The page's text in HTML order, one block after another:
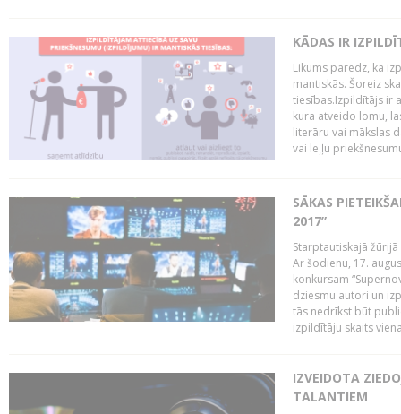
KĀDAS IR
Likums paredz, ka
mantiskās. Šoreiz
tiesības.Izpildītājs ir
kura atveido lomu,
literāru vai mākslas
vai leļļu
SĀKAS
2017”
Starptautiskajā
Ar šodienu, 17.
konkursam
dziesmu autori un
tās nedrīkst būt
izpildītāju skaits
IZVEIDOTA
TALANTIEM